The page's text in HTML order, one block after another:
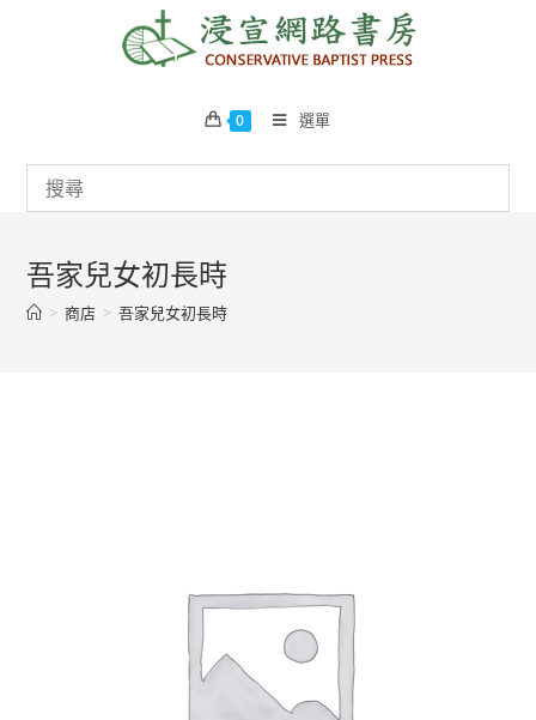
0 選單
吾家兒女初長時
> 商店 > 吾家兒女初長時